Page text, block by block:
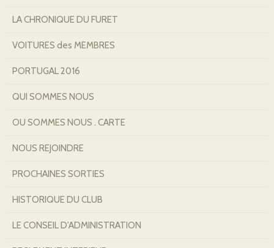
LA CHRONIQUE DU FURET
VOITURES des MEMBRES
PORTUGAL 2016
QUI SOMMES NOUS
OU SOMMES NOUS . CARTE
NOUS REJOINDRE
PROCHAINES SORTIES
HISTORIQUE DU CLUB
LE CONSEIL D'ADMINISTRATION